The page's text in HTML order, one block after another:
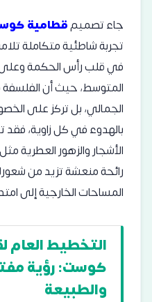
جاء تصميمقطامية
تجربة شاطئية متكاملة
في قلب رأس الحكمة وعلى
المتوسط، حيث أن الفلسفة
الجمالي، بل تركز على
بالهدوء في كل زاوية، فقد
الأشجار والزهور العطرية
رائحة منعشة تزيد من
المساحات الخارجية إلى
التخطيط العام
كوست: رؤية
والطبيعة